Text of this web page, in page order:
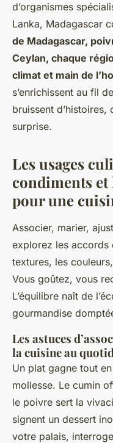
d’organismes
Lanka, Madagascar
de Madagascar,
Ceylan, chaque
climat et main de
s’enrichissent au fil
bruissent
surprise.
Les usages
condiments et
pour une
Associer, marier,
explorez les accords
textures, les
Vous goûtez, vous
L’équilibre naît de
gourmandise
Les astuces
la cuisine au
Un plat gagne tout
mollesse. Le cumin
le poivre sert la
signent un dessert
votre palais,